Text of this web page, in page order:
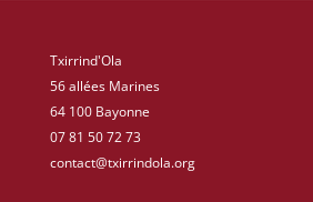
Txirrind'Ola
56 allées Marines
64 100 Bayonne
07 81 50 72 73
contact@txirrindola.org